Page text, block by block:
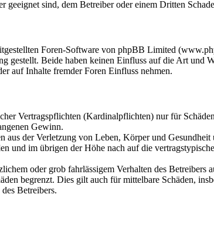
geeignet sind, dem Betreiber oder einem Dritten
Foren-Software von phpBB Limited
gestellt. Beide haben keinen Einfluss auf die Art und
auf Inhalte fremder Foren Einfluss nehmen.
Vertragspflichten (Kardinalpflichten) nur für
Gewinn.
aus der Verletzung von Leben, Körper und Gesundheit
und im übrigen der Höhe nach auf die
oder grob fahrlässigem Verhalten des Betreibers
begrenzt. Dies gilt auch für mittelbare Schäden,
Betreibers.